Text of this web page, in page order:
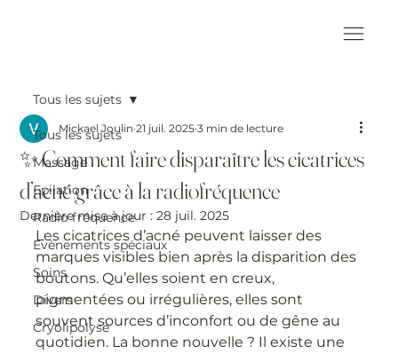
Tous les sujets
Massage
Epilation
Radio fréquence
Evènements spéciaux
Soins
Divers
Cryolipolyse
Tous les sujets
✨ Comment faire disparaître les cicatrices
d’acné grâce à la radiofréquence
Mickael Joulin 21 juil. 2025 3 min de lecture
Dernière mise à jour :28 juil. 2025
Les cicatrices d’acné peuvent laisser des
marques visibles bien après la disparition des
boutons. Qu’elles soient en creux,
pigmentées ou irrégulières, elles sont
souvent sources d’inconfort ou de gêne au
quotidien. La bonne nouvelle ? Il existe une